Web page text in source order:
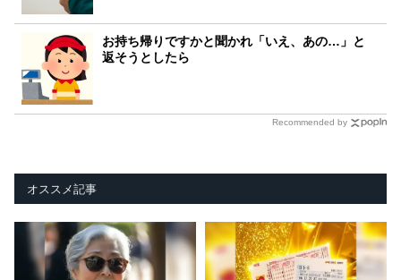
お持ち帰りですかと聞かれ「いえ、あの…」と
返そうとしたら
Recommended by
オススメ記事